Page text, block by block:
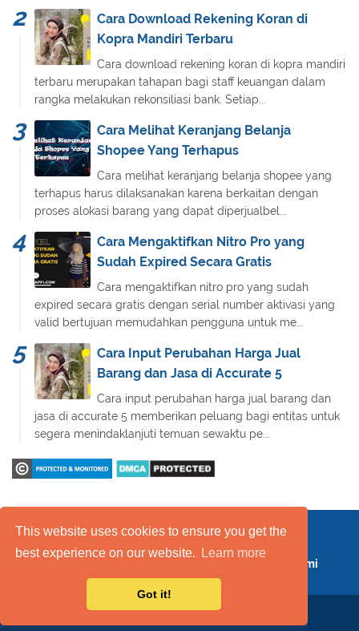
This website uses cookies to ensure you get the
best experience on our website.
Learn more
Got it!
Cara Download Rekening Koran di
Kopra Mandiri Terbaru
Cara download rekening koran di kopra mandiri
terbaru merupakan tahapan bagi staff keuangan dalam
rangka melakukan rekonsiliasi bank. Setiap...
Cara Melihat Keranjang Belanja
Shopee Yang Terhapus
Cara melihat keranjang belanja shopee yang
terhapus harus dilaksanakan karena berkaitan dengan
proses alokasi barang yang dapat diperjualbel...
Cara Mengaktifkan Nitro Pro yang
Sudah Expired Secara Gratis
Cara mengaktifkan nitro pro yang sudah
expired secara gratis dengan serial number aktivasi yang
valid bertujuan memudahkan pengguna untuk me...
Cara Input Perubahan Harga Jual
Barang dan Jasa di Accurate 5
Cara input perubahan harga jual barang dan
jasa di accurate 5 memberikan peluang bagi entitas untuk
segera menindaklanjuti temuan sewaktu pe...
Kebijakan Layanan
Kebijakan Privasi
Tentang Kami